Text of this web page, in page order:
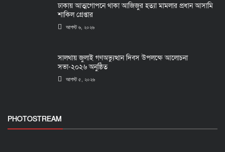
ঢাকায় আত্মগোপনে থাকা আজিজুর হত্যা মামলার প্রধান আসামি
শাকিল গ্রেপ্তার
আগস্ট ৬, ২০২৬
সালথায় জুলাই গণঅভ্যুত্থান দিবস উপলক্ষে আলোচনা
সভা-২০২৬ অনুষ্ঠিত
আগস্ট ৫, ২০২৬
PHOTOSTREAM